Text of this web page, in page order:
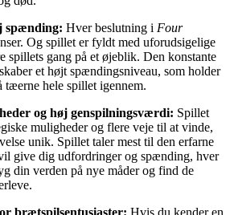
spænding: Hver beslutning i Four
Og spillet er fyldt med uforudsigelige
spillets gang på et øjeblik. Den konstante
et højt spændingsniveau, som holder
tæerne hele spillet igennem.
og høj genspilningsværdi: Spillet
muligheder og flere veje til at vinde,
unik. Spillet taler mest til den erfarne
give dig udfordringer og spænding, hver
din verden på nye måder og find de